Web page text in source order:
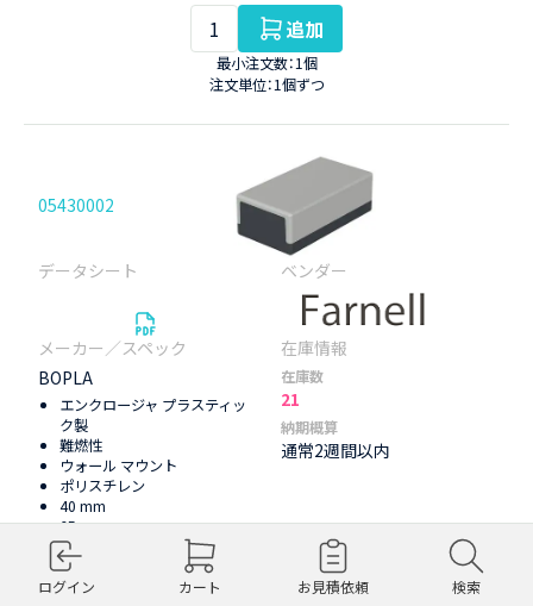
追加
最小注文数：1個
注文単位：1個ずつ
05430002
BOPLA
エンクロージャ プラスティッ
ク製
難燃性
ウォール マウント
ポリスチレン
40 mm
65 mm
120 mm
IP40
在庫数
21
納期概算
通常2週間以内
ログイン カート お見積依頼 検索